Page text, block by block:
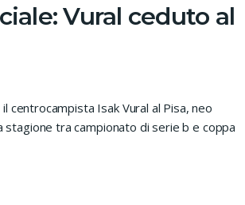
Vural ceduto al
centrocampista Isak Vural al Pisa, neo
tra campionato di serie b e coppa